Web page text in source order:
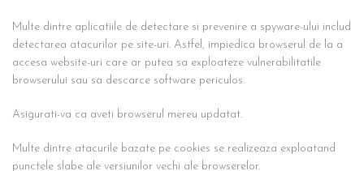
Multe dintre aplicatiile de detectare si prevenire a spyware-ului includ
detectarea atacurilor pe site-uri. Astfel, impiedica browserul de la a
accesa website-uri care ar putea sa exploateze vulnerabilitatile
browserului sau sa descarce software periculos.
Asigurati-va ca aveti browserul mereu updatat.
Multe dintre atacurile bazate pe cookies se realizeaza exploatand
punctele slabe ale versiunilor vechi ale browserelor.